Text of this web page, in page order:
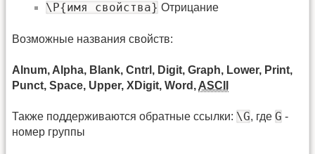
\P{имя свойства} Отрицание
Возможные названия свойств:
Alnum, Alpha, Blank, Cntrl, Digit, Graph, Lower, Print,
Punct, Space, Upper, XDigit, Word, ASCII
Также поддерживаются обратные ссылки: \G, где G -
номер группы